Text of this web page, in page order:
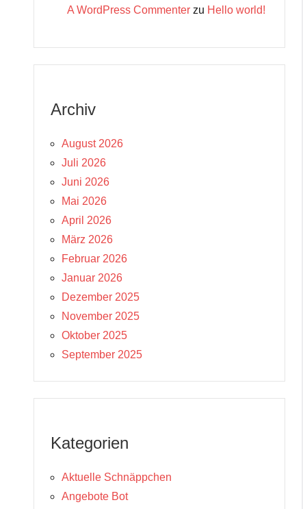
A WordPress Commenter zu Hello world!
Archiv
August 2026
Juli 2026
Juni 2026
Mai 2026
April 2026
März 2026
Februar 2026
Januar 2026
Dezember 2025
November 2025
Oktober 2025
September 2025
Kategorien
Aktuelle Schnäppchen
Angebote Bot